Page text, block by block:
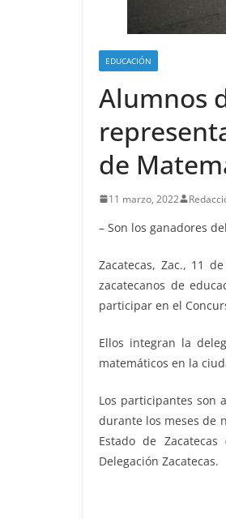
EDUCACIÓN
Alumnos
de
11 marzo, 2022
– Son los ganadores
Zacatecas, Zac., 11
zacatecanos de
participar en el
Ellos integran la
matemáticos en la
Los participantes son
durante los meses de
Estado de
Delegación Zacatecas.